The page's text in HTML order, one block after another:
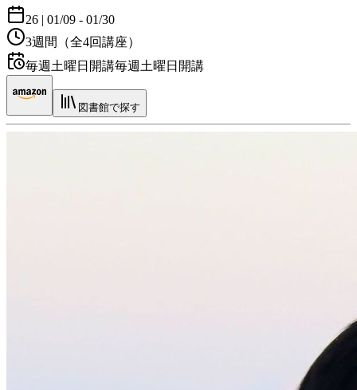
26 | 01/09 - 01/30
3週間
（全4回講座）
毎週土曜日開講毎週土曜日開講
図書館で探す